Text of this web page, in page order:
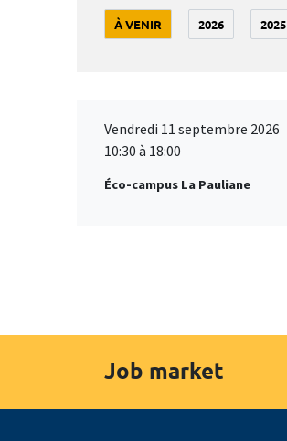
À VENIR 2026 2025
Vendredi 11 septembre 2026
10:30 à 18:00
Éco-campus La Pauliane
Job market